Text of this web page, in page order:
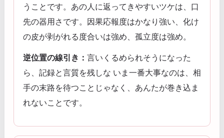
うことです。あの人に返ってきやすいツケは、口
先の器用さです。因果応報度はかなり強い、化け
の皮が剥がれる度合いは強め、孤立度は強め。
逆位置の線引き： 言いくるめられそうになった
ら、記録と言質を残しな いま一番大事なのは、相
手の末路を待つことじゃなく、あんたが巻き込ま
れないことです。